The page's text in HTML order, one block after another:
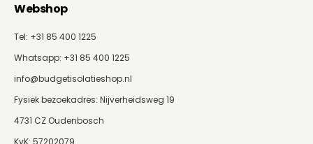
Webshop
Tel: +31 85 400 1225
Whatsapp: +31 85 400 1225
info@budgetisolatieshop.nl
Fysiek bezoekadres: Nijverheidsweg 19
4731 CZ Oudenbosch
KvK: 57202079